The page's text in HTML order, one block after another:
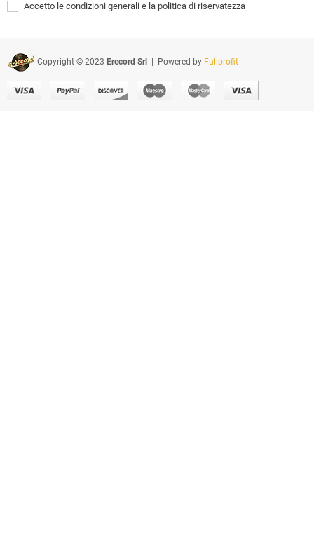
Accetto le condizioni generali e la politica di riservatezza
Copyright © 2023 Erecord Srl | Powered by Fullprofit